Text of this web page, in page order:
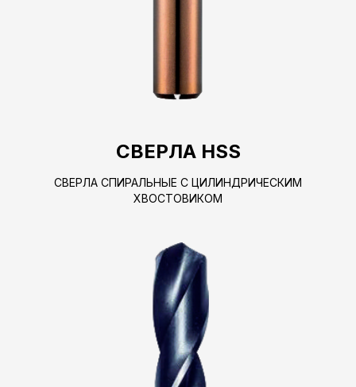
СВЕРЛА HSS
СВЕРЛА СПИРАЛЬНЫЕ С ЦИЛИНДРИЧЕСКИМ
ХВОСТОВИКОМ